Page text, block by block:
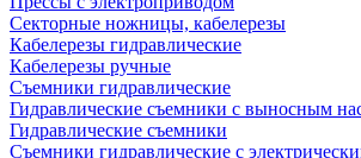
Секторные ножницы, кабелерезы
Кабелерезы гидравлические
Кабелерезы ручные
Съемники гидравлические
Гидравлические cъемники с выносным
Гидравлические съемники
Съемники гидравлические с